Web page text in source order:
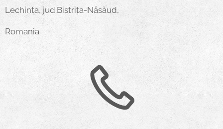
Lechința, jud.Bistrița-Năsăud,
Romania